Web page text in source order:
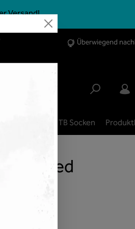
Versand!
Überwiegend
MTB Socken